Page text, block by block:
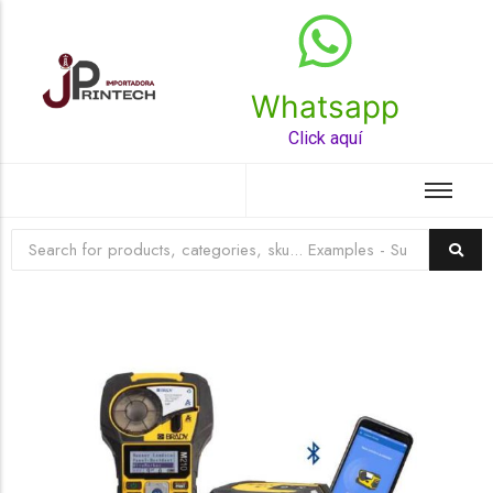
Whatsapp
Click aquí
Top Rated Product